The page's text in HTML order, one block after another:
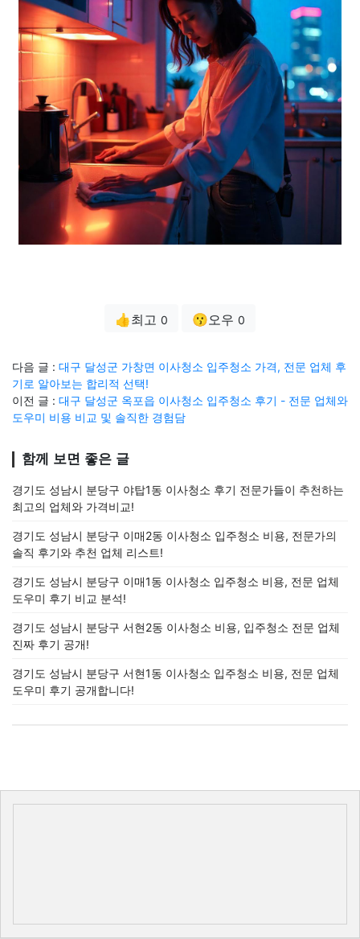
👍최고 0 😗오우 0
다음 글 : 대구 달성군 가창면 이사청소 입주청소 가격, 전문 업체 후
기로 알아보는 합리적 선택!
이전 글 : 대구 달성군 옥포읍 이사청소 입주청소 후기 - 전문 업체와
도우미 비용 비교 및 솔직한 경험담
함께 보면 좋은 글
경기도 성남시 분당구 야탑1동 이사청소 후기 전문가들이 추천하는
최고의 업체와 가격비교!
경기도 성남시 분당구 이매2동 이사청소 입주청소 비용, 전문가의
솔직 후기와 추천 업체 리스트!
경기도 성남시 분당구 이매1동 이사청소 입주청소 비용, 전문 업체
도우미 후기 비교 분석!
경기도 성남시 분당구 서현2동 이사청소 비용, 입주청소 전문 업체
진짜 후기 공개!
경기도 성남시 분당구 서현1동 이사청소 입주청소 비용, 전문 업체
도우미 후기 공개합니다!